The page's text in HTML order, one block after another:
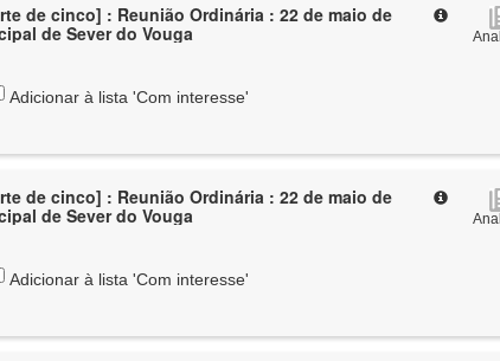
de cinco] : Reunião Ordinária : 22 de maio de
de Sever do Vouga
Adicionar à lista 'Com interesse'
de cinco] : Reunião Ordinária : 22 de maio de
de Sever do Vouga
Adicionar à lista 'Com interesse'